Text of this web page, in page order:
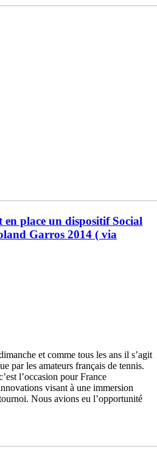
en place un dispositif Social
Garros 2014 ( via
et comme tous les ans il s’agit
par les amateurs français de tennis.
l’occasion pour France
visant à une immersion
Nous avions eu l’opportunité